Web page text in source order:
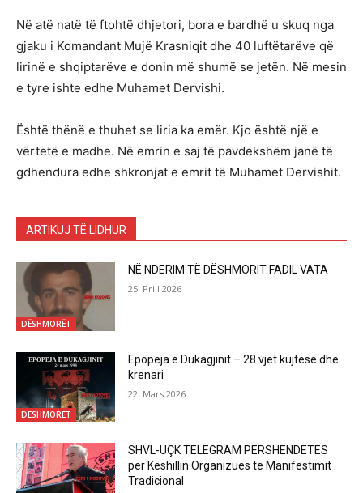
Në atë natë të ftohtë dhjetori, bora e bardhë u skuq nga
gjaku i Komandant Mujë Krasniqit dhe 40 luftëtarëve që
lirinë e shqiptarëve e donin më shumë se jetën. Në mesin
e tyre ishte edhe Muhamet Dervishi.
Është thënë e thuhet se liria ka emër. Kjo është një e
vërtetë e madhe. Në emrin e saj të pavdekshëm janë të
gdhendura edhe shkronjat e emrit të Muhamet Dervishit.
ARTIKUJ TË LIDHUR
DËSHMORËT
NË NDERIM TË DËSHMORIT FADIL VATA
25. Prill 2026
DËSHMORËT
Epopeja e Dukagjinit – 28 vjet kujtesë dhe
krenari
22. Mars 2026
SHVL-UÇK TELEGRAM PËRSHËNDETËS
për Këshillin Organizues të Manifestimit
Tradicional